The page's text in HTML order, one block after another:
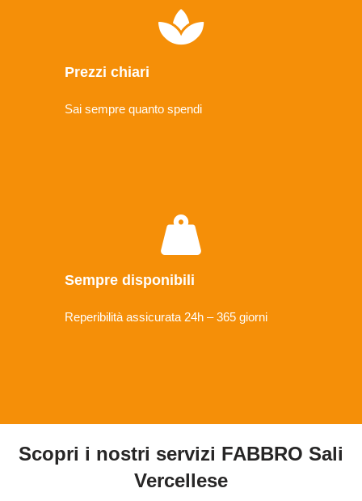
Prezzi chiari
Sai sempre quanto spendi
Sempre disponibili
Reperibilità assicurata 24h – 365 giorni
Scopri i nostri servizi FABBRO Sali
Vercellese